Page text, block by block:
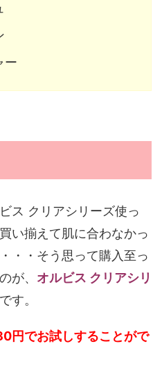
ー
ス クリアシリーズ使っ
い揃えて肌に合わなかっ
・・そう思って購入至っ
が、 オルビス クリアシリ
です。
円でお試しすることがで